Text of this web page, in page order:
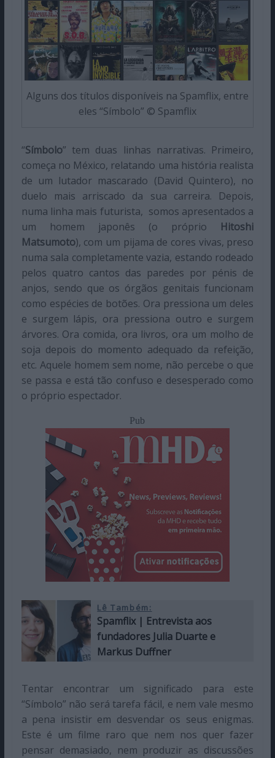
Alguns dos títulos disponíveis na Spamflix, entre
eles “Símbolo” © Spamflix
“Símbolo” tem duas linhas narrativas. Primeiro,
começa no México, relatando uma história realista
de um lutador mascarado (David Quintero), no
duelo mais arriscado da sua carreira. Depois,
numa linha mais futurista, somos apresentados a
um homem japonês (o próprio Hitoshi
Matsumoto), com um pijama de cores vivas, preso
numa sala completamente vazia, estando rodeado
pelos quatro cantos das paredes por pénis de
anjos, sendo que os órgãos genitais funcionam
como espécies de botões. Ora pressiona um deles
e surgem lápis, ora pressiona outro e surgem
árvores. Ora comida, ora livros, ora um molho de
soja depois do momento adequado da refeição,
etc. Aquele homem sem nome, não percebe o que
se passa e está tão confuso e desesperado como
o próprio espectador.
Pub
Lê Também:
Spamflix | Entrevista aos
fundadores Julia Duarte e
Markus Duffner
Tentar encontrar um significado para este
“Símbolo” não será tarefa fácil, e nem vale mesmo
a pena insistir em desvendar os seus enigmas.
Este é um filme raro que nem nos quer fazer
pensar demasiado, nem produzir as discussões